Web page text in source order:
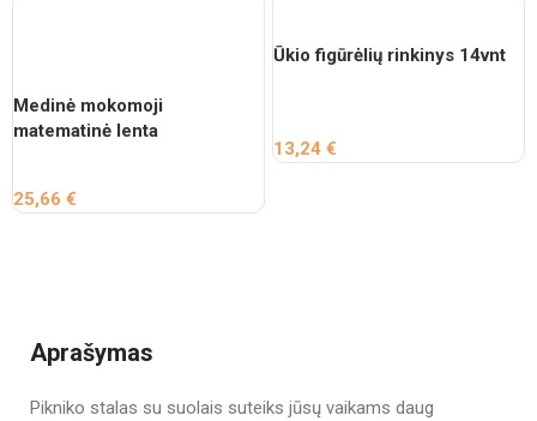
Medinė mokomoji
matematinė lenta
25,66€
Ūkio figūrėlių rinkinys 14vnt
13,24 €
Aprašymas
Pikniko stalas su suolais suteiks jūsų vaikams daug